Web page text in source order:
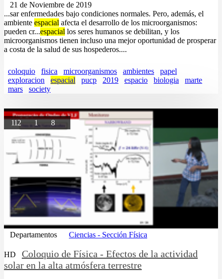
21 de Noviembre de 2019
...sar enfermedades bajo condiciones normales. Pero, además, el
ambiente espacial afecta el desarrollo de los microorganismos:
pueden cr...espacial los seres humanos se debilitan, y los
microorganismos tienen incluso una mejor oportunidad de prosperar
a costa de la salud de sus hospederos....
coloquio fisica microorganismos ambientes
papel
exploracion
espacial pucp 2019 espacio biologia
marte
mars
society
112 1 8
Departamentos Ciencias - Sección Física
HD
Coloquio de Física - Efectos de la actividad
solar en la alta atmósfera terrestre